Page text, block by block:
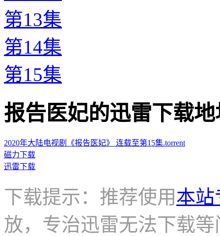
第13集
第14集
第15集
报告医妃的迅雷下载地
2020年大陆电视剧《报告医妃》 连载至第15集.torrent
磁力下载
迅雷下载
下载提示：推荐使用本站
放，专治迅雷无法下载等